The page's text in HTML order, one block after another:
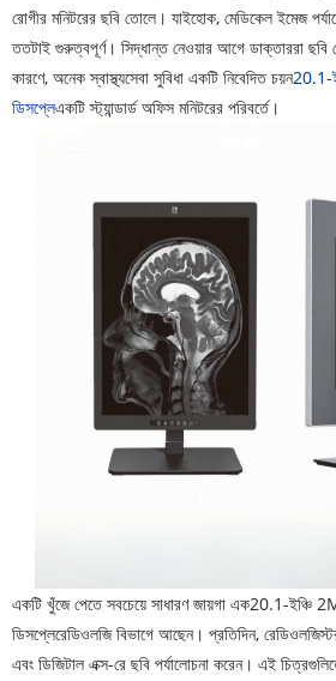
রোগীর মনিটরের ছবি তোলে। যাইহোক, মেডিকেল ইমেজ
ততটাই গুরুত্বপূর্ণ। সিদ্ধান্ত নেওয়ার আগে ডাক্তাররা ছবি
কারণে, অনেক স্বাস্থ্যসেবা সুবিধা একটি নিবেদিত চয়ন20.1-
ডিসপ্লেএকটি স্ট্যান্ডার্ড অফিস মনিটরের পরিবর্তে।
একটি খুঁজে পেতে সবচেয়ে সাধারণ জায়গা এক20.1-ইঞ্চি
ডিসপ্লেরেডিওলজি বিভাগে আছেন। প্রতিদিন,
এবং ডিজিটাল এক্স-রে ছবি পর্যালোচনা করেন। এই